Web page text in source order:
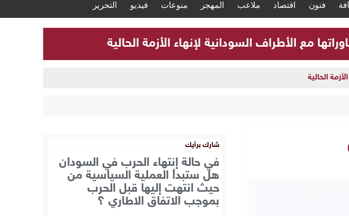
فنون اقتصاد ملاعب المهجر منوعات فيديو التحرير
مع الأطراف السودانية لإنهاء الأزمة الحالية
الحالية
شارك برأيك
في حالة إنتهاء الحرب في السودان
هل ستبدأ العملية السياسية من
حيث انتهت إليها قبل الحرب
بموجب الاتفاق الاطاري ؟